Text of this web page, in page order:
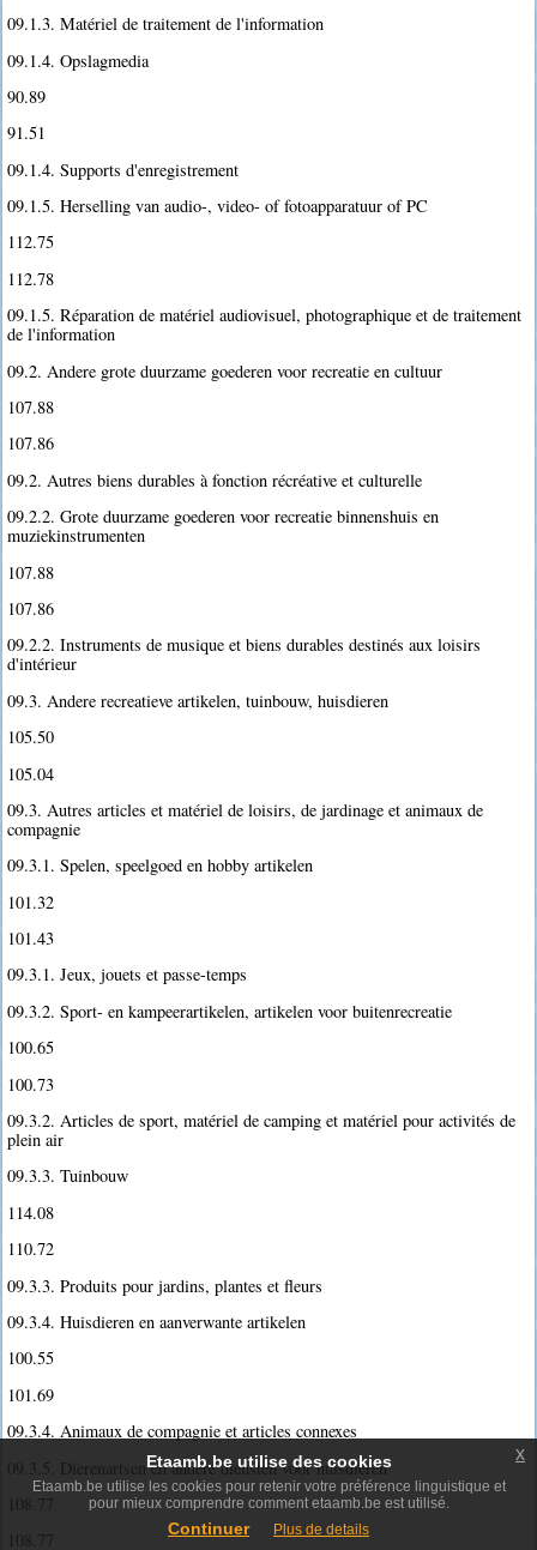
09.1.3. Matériel de traitement de l'information
09.1.4. Opslagmedia
90.89
91.51
09.1.4. Supports d'enregistrement
09.1.5. Herselling van audio-, video- of fotoapparatuur of PC
112.75
112.78
09.1.5. Réparation de matériel audiovisuel, photographique et de traitement
de l'information
09.2. Andere grote duurzame goederen voor recreatie en cultuur
107.88
107.86
09.2. Autres biens durables à fonction récréative et culturelle
09.2.2. Grote duurzame goederen voor recreatie binnenshuis en
muziekinstrumenten
107.88
107.86
09.2.2. Instruments de musique et biens durables destinés aux loisirs
d'intérieur
09.3. Andere recreatieve artikelen, tuinbouw, huisdieren
105.50
105.04
09.3. Autres articles et matériel de loisirs, de jardinage et animaux de
compagnie
09.3.1. Spelen, speelgoed en hobby artikelen
101.32
101.43
09.3.1. Jeux, jouets et passe-temps
09.3.2. Sport- en kampeerartikelen, artikelen voor buitenrecreatie
100.65
100.73
09.3.2. Articles de sport, matériel de camping et matériel pour activités de
plein air
09.3.3. Tuinbouw
114.08
110.72
09.3.3. Produits pour jardins, plantes et fleurs
09.3.4. Huisdieren en aanverwante artikelen
100.55
101.69
09.3.4. Animaux de compagnie et articles connexes
09.3.5. Dierenartsen en andere diensten voor huisdieren
108.77
108.77
Etaamb.be utilise des cookies
Etaamb.be utilise les cookies pour retenir votre préférence linguistique et
pour mieux comprendre comment etaamb.be est utilisé.
Continuer Plus de details
x